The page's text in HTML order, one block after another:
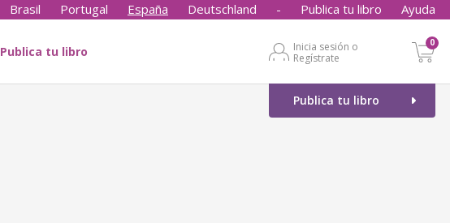
Brasil Portugal España Deutschland - Publica tu libro Ayuda
Publica tu libro
Inicia sesión o
Regístrate
0
Publica tu libro